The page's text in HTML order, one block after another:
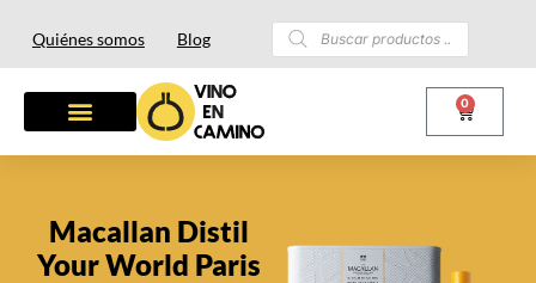
Quiénes somos Blog
0
Macallan Distil
Your World Paris